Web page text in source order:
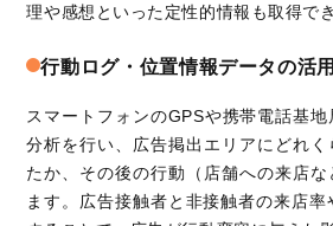
理や感想といった定性的情報も取得でき
行動ログ・位置情報データの活用
スマートフォンのGPSや携帯電話基
分析を行い、広告掲出エリアにどれ
たか、その後の行動（店舗への来店な
ます。広告接触者と非接触者の来店